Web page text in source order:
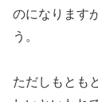
のになります
う。
ただしもとも